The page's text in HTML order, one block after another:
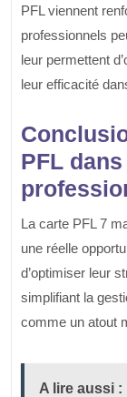
PFL viennent
professionnels
leur permettent
leur efficacité
PFL
La carte PFL 7
une réelle
d’optimiser leur
simplifiant la
comme un atout
A lire aussi :